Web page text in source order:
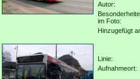
Autor:
im Foto:
Hinzugefügt
Linie:
Aufnahmeort: